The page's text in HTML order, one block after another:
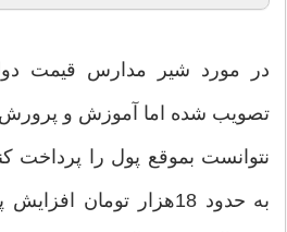
تصویب شده اما آموزش و پرورش
نتوانست بموقع پول را پرداخت
به حدود 18هزار تومان